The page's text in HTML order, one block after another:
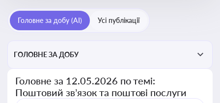
ліцензійних умов, участі в державних реєстрах і
забезпечення прав споживачів.
Головне за добу (AI) Усі публікації
ГОЛОВНЕ ЗА ДОБУ
Головне за 12.05.2026 по темі:
Поштовий зв’язок та поштові послуги